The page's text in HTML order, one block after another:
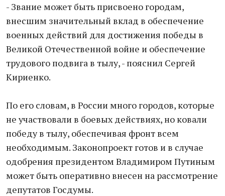
- Звание может быть присвоено городам,
внесшим значительный вклад в обеспечение
военных действий для достижения победы в
Великой Отечественной войне и обеспечение
трудового подвига в тылу, - пояснил Сергей
Кириенко.
По его словам, в России много городов, которые
не участвовали в боевых действиях, но ковали
победу в тылу, обеспечивая фронт всем
необходимым. Законопроект готов и в случае
одобрения президентом Владимиром Путиным
может быть оперативно внесен на рассмотрение
депутатов Госдумы.